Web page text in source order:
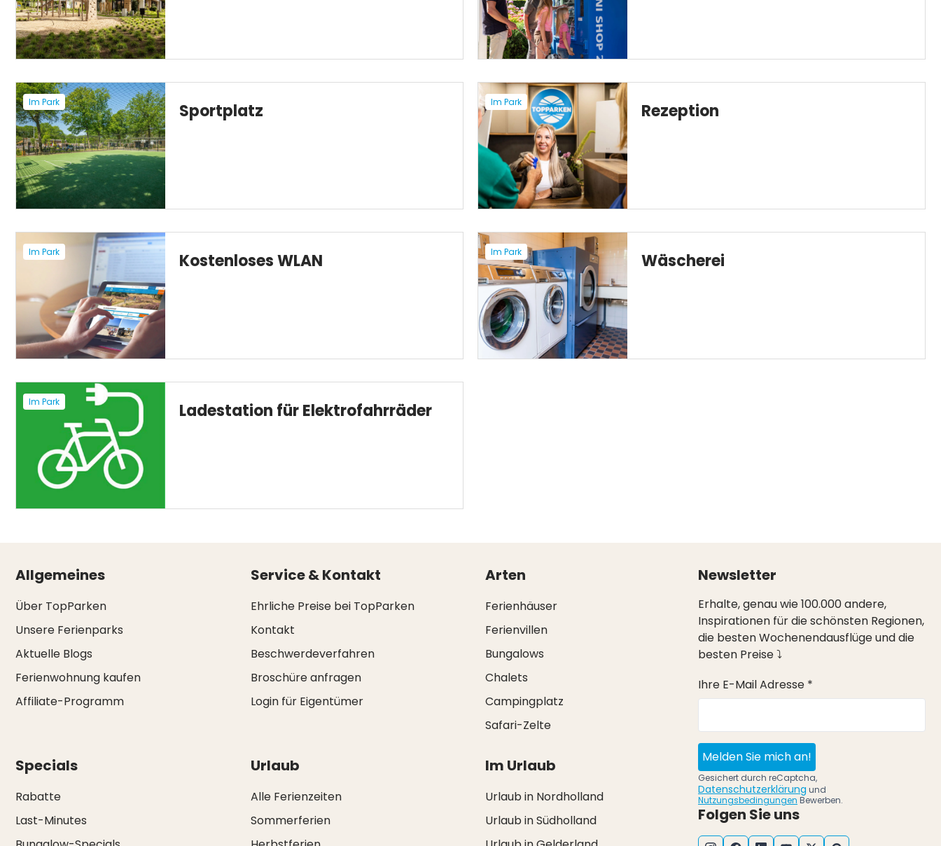
Im Park Sportplatz Im Park Rezeption
Im Park Kostenloses WLAN Im Park Wäscherei
Im Park Ladestation für Elektrofahrräder
Allgemeines
Über TopParken
Unsere Ferienparks
Aktuelle Blogs
Ferienwohnung kaufen
Affiliate-Programm
Service & Kontakt
Ehrliche Preise bei TopParken
Kontakt
Beschwerdeverfahren
Broschüre anfragen
Login für Eigentümer
Arten
Ferienhäuser
Ferienvillen
Bungalows
Chalets
Campingplatz
Safari-Zelte
Specials
Rabatte
Last-Minutes
Urlaub
Alle Ferienzeiten
Sommerferien
Im Urlaub
Urlaub in Nordholland
Urlaub in Südholland
Newsletter
Erhalte, genau wie 100.000 andere,
Inspirationen für die schönsten Regionen,
die besten Wochenendausflüge und die
besten Preise ⤵
Ihre E-Mail Adresse *
Melden Sie mich an!
Gesichert durch reCaptcha,
Datenschutzerklärung und
Nutzungsbedingungen Bewerben.
Folgen Sie uns